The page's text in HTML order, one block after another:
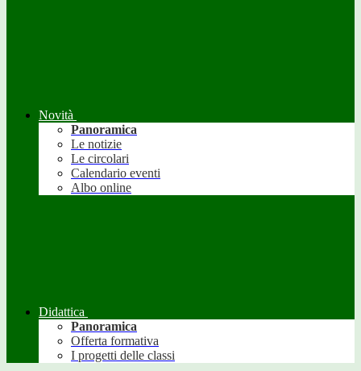
Novità
Panoramica
Le notizie
Le circolari
Calendario eventi
Albo online
Didattica
Panoramica
Offerta formativa
I progetti delle classi